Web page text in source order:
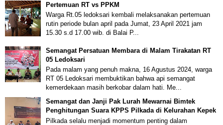
Pertemuan RT vs PPKM
Warga Rt.05 ledoksari kembali melaksanakan pertemuan
rutin periode bulan april pada Jumat, 23 April 2021 jam
15.30 s.d 17.00 wib. di Balai P...
Semangat Persatuan Membara di Malam Tirakatan RT
05 Ledoksari
Pada malam yang penuh makna, 16 Agustus 2024, warga
RT 05 Ledoksari membuktikan bahwa api semangat
kemerdekaan masih berkobar dalam hati. Me...
Semangat dan Janji Pak Lurah Mewarnai Bimtek
Penghitungan Suara KPPS Pilkada di Kelurahan Kepek
Pilkada selalu menjadi momentum penting dalam